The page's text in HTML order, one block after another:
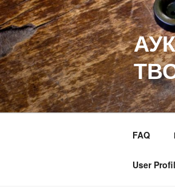
Перейти
к
содержимому
FAQ
User